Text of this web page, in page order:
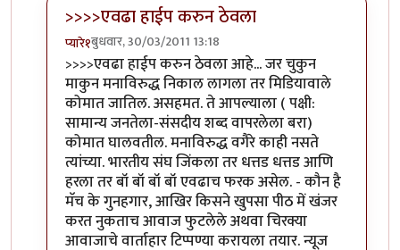
>>>>एवढा हाईप करुन ठेवला
प्यारे१बुधवार, 30/03/2011 13:18
In reply to+१byगणपा
>>>>एवढा हाईप करुन ठेवला आहे... जर चुकुन
माकुन मनाविरुद्ध निकाल लागला तर मिडियावाले
कोमात जातिल. असहमत. ते आपल्याला ( पक्षी:
सामान्य जनतेला-संसदीय शब्द वापरलेला बरा)
कोमात घालवतील. मनाविरुद्ध वगैरे काही नसते
त्यांच्या. भारतीय संघ जिंकला तर धत्तड धत्तड आणि
हरला तर बॉ बॉ बॉ बॉ एवढाच फरक असेल. - कौन है
मॅच के गुनहगार, आखिर किसने खुपसा पीठ में खंजर
करत नुकताच आवाज फुटलेले अथवा चिरक्या
आवाजाचे वार्ताहार टिप्पण्या करायला तयार. न्यूज